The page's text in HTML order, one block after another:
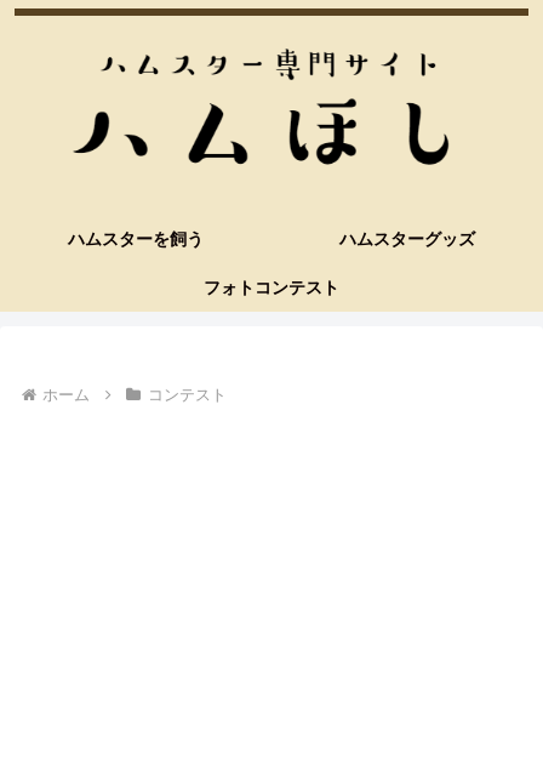
ハムスターを飼う ハムスターグッズ
フォトコンテスト
ホーム コンテスト